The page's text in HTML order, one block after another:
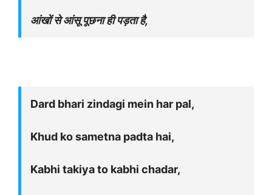
आंखों से आंसू पूछना ही पड़ता है,
Dard bhari zindagi mein har pal,
Khud ko sametna padta hai,
Kabhi takiya to kabhi chadar,